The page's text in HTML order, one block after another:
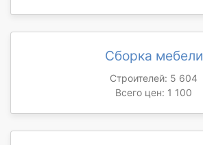
Сборка мебели
Строителей: 5 604
Всего цен: 1 100